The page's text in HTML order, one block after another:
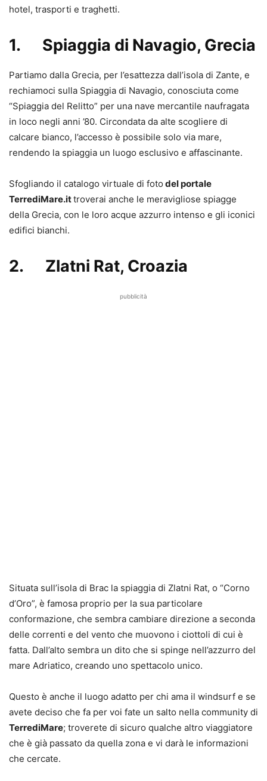
hotel, trasporti e traghetti.
1. Spiaggia di Navagio, Grecia
Partiamo dalla Grecia, per l’esattezza dall’isola di Zante, e
rechiamoci sulla Spiaggia di Navagio, conosciuta come
“Spiaggia del Relitto” per una nave mercantile naufragata
in loco negli anni ’80. Circondata da alte scogliere di
calcare bianco, l’accesso è possibile solo via mare,
rendendo la spiaggia un luogo esclusivo e affascinante.
Sfogliando il catalogo virtuale di foto del portale
TerrediMare.ittroverai anche le meravigliose spiagge
della Grecia, con le loro acque azzurro intenso e gli iconici
edifici bianchi.
2. Zlatni Rat, Croazia
pubblicità
Situata sull’isola di Brac la spiaggia di Zlatni Rat, o “Corno
d’Oro”, è famosa proprio per la sua particolare
conformazione, che sembra cambiare direzione a seconda
delle correnti e del vento che muovono i ciottoli di cui è
fatta. Dall’alto sembra un dito che si spinge nell’azzurro del
mare Adriatico, creando uno spettacolo unico.
Questo è anche il luogo adatto per chi ama il windsurf e se
avete deciso che fa per voi fate un salto nella community di
TerrediMare; troverete di sicuro qualche altro viaggiatore
che è già passato da quella zona e vi darà le informazioni
che cercate.